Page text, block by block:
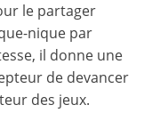
le partager
nique par
il donne une
de devancer
des jeux.